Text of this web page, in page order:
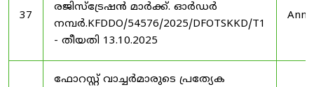
37
രജിസ്ട്രേഷൻ മാർക്ക്. ഓർഡർ
നമ്പർ.KFDDO/54576/2025/DFOTSKKD/T1
- തീയതി 13.10.2025
ഫോറസ്റ്റ് വാച്ചർമാരുടെ പ്രത്യേക